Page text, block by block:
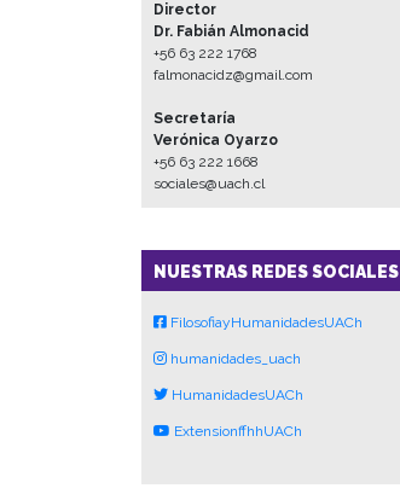
Director
Dr. Fabián Almonacid
+56 63 222 1768
falmonacidz@gmail.com
Secretaría
Verónica Oyarzo
+56 63 222 1668
sociales@uach.cl
NUESTRAS REDES SOCIALES
FilosofiayHumanidadesUACh
humanidades_uach
HumanidadesUACh
ExtensionffhhUACh